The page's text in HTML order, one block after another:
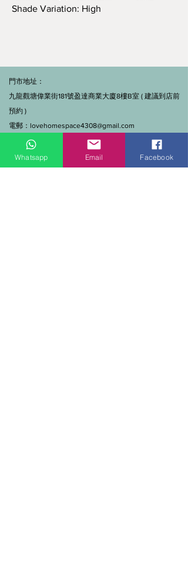
Shade Variation: High
門市地址：
九龍觀塘偉業街181號盈達商業大廈8樓B室 ( 建議到店前
預約 )
電郵： lovehomespace4308@gmail.com
Tel：3962 2890（建材部）
WhatsApp：9144 7280（建材部）
門市營業時間：早上11點到7點(星期一門市休息)
Whatsapp Email Facebook